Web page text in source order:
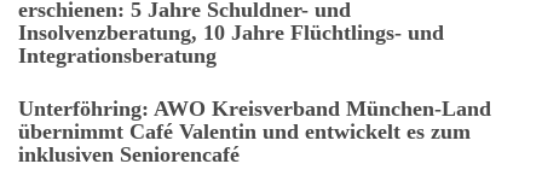
erschienen: 5 Jahre Schuldner- und
Insolvenzberatung, 10 Jahre Flüchtlings- und
Integrationsberatung
Unterföhring: AWO Kreisverband München-Land
übernimmt Café Valentin und entwickelt es zum
inklusiven Seniorencafé